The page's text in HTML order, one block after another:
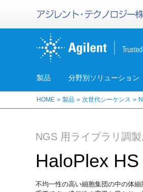
製品 分野別ソリューション
HOME 製品 次世代シーケンス
NGS 用ライブラリ調
HaloPlex
不均一性の高い細胞集団の中の体